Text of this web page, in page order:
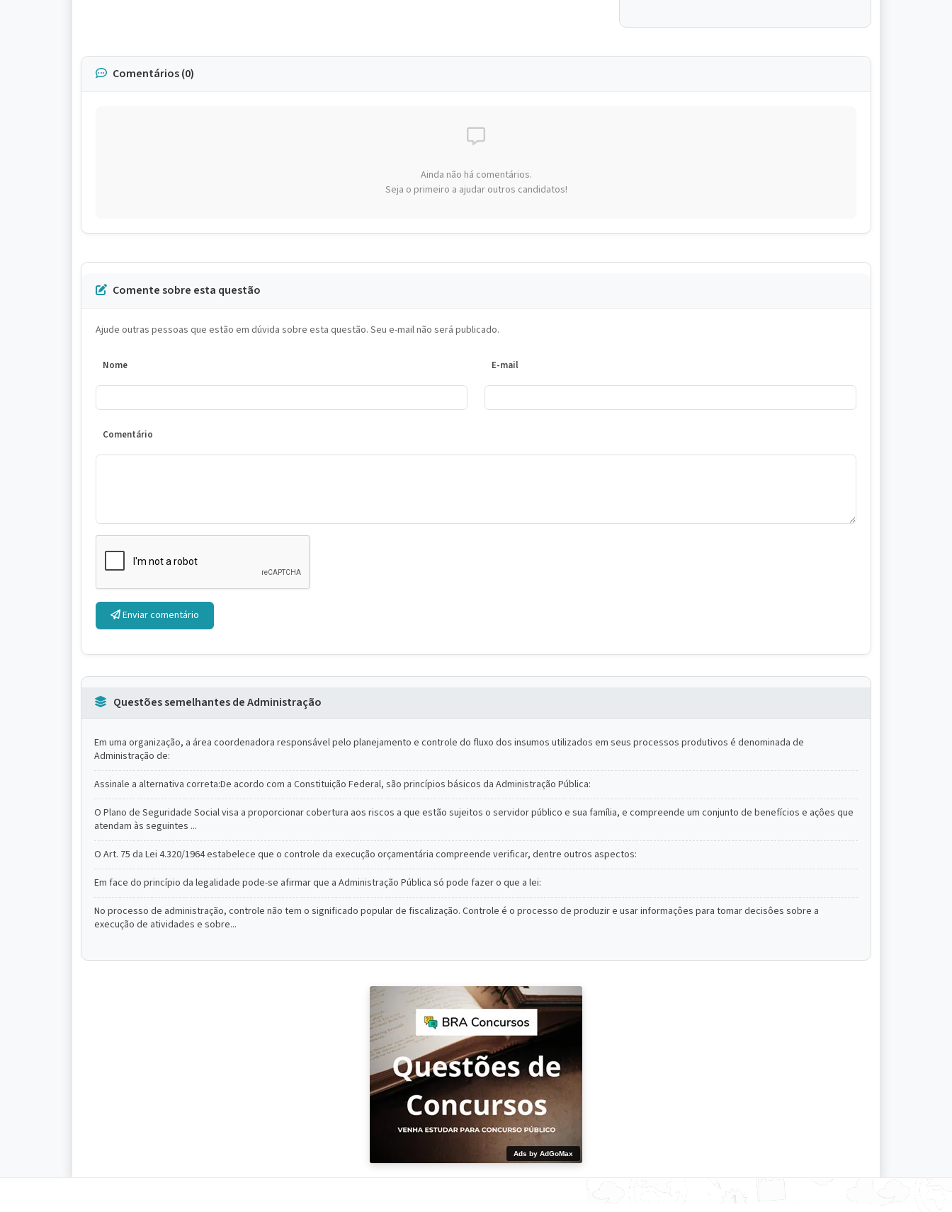
Comentários (0)
Ainda não há comentários.
Seja o primeiro a ajudar outros candidatos!
Comente sobre esta questão
Ajude outras pessoas que estão em dúvida sobre esta questão. Seu e-mail não será publicado.
Nome E-mail
Comentário
Enviar comentário
Questões semelhantes de Administração
Em uma organização, a área coordenadora responsável pelo planejamento e controle do fluxo dos insumos utilizados em seus processos produtivos é denominada de
Administração de:
Assinale a alternativa correta:De acordo com a Constituição Federal, são princípios básicos da Administração Pública:
O Plano de Seguridade Social visa a proporcionar cobertura aos riscos a que estão sujeitos o servidor público e sua família, e compreende um conjunto de benefícios e açôes que
atendam às seguintes ...
O Art. 75 da Lei 4.320/1964 estabelece que o controle da execução orçamentária compreende verificar, dentre outros aspectos:
Em face do princípio da legalidade pode-se afirmar que a Administração Pública só pode fazer o que a lei:
No processo de administração, controle não tem o significado popular de fiscalização. Controle é o processo de produzir e usar informaçôes para tomar decisôes sobre a
execução de atividades e sobre...
Ads by AdGoMax